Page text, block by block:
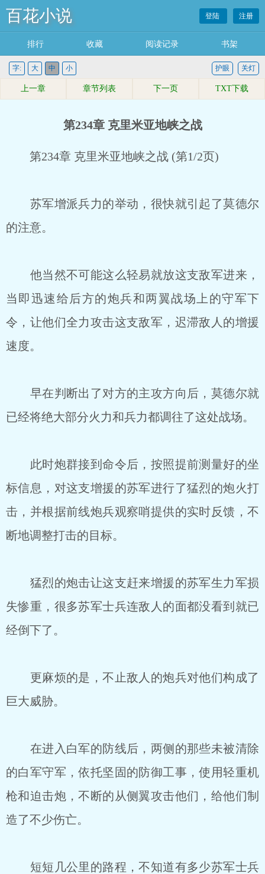
百花小说 登陆 注册
排行 收藏 阅读记录 书架
字: 大 中 小 关灯
护眼
上一章 章节列表 下一页 TXT下载
第234章 克里米亚地峡之战
第234章 克里米亚地峡之战 (第1/2页)
苏军增派兵力的举动，很快就引起了莫德尔
的注意。
他当然不可能这么轻易就放这支敌军进来，
当即迅速给后方的炮兵和两翼战场上的守军下
令，让他们全力攻击这支敌军，迟滞敌人的增援
速度。
早在判断出了对方的主攻方向后，莫德尔就
已经将绝大部分火力和兵力都调往了这处战场。
此时炮群接到命令后，按照提前测量好的坐
标信息，对这支增援的苏军进行了猛烈的炮火打
击，并根据前线炮兵观察哨提供的实时反馈，不
断地调整打击的目标。
猛烈的炮击让这支赶来增援的苏军生力军损
失惨重，很多苏军士兵连敌人的面都没看到就已
经倒下了。
更麻烦的是，不止敌人的炮兵对他们构成了
巨大威胁。
在进入白军的防线后，两侧的那些未被清除
的白军守军，依托坚固的防御工事，使用轻重机
枪和迫击炮，不断的从侧翼攻击他们，给他们制
造了不少伤亡。
短短几公里的路程，不知道有多少苏军士兵